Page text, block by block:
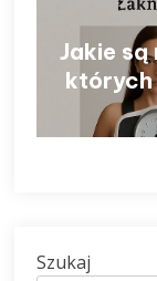
Jakie
których
Szukaj